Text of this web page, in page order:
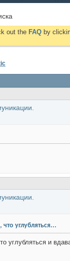
out the FAQ by
углубляться...
углубляться и